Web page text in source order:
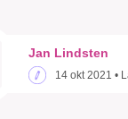
Jan Lindsten
14 okt 2021 •